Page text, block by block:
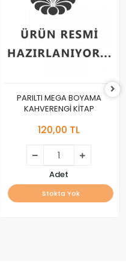
PARILTI MEGA BOYAMA
KAHVERENGİ KİTAP
120,00 TL
Adet
Stokta Yok